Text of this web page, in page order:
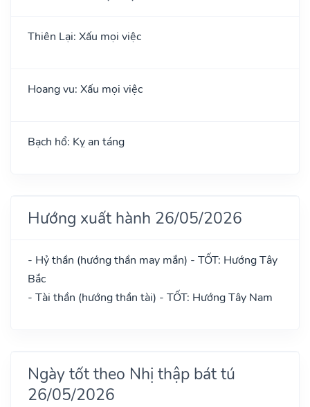
Thiên Lại: Xấu mọi việc
Hoang vu: Xấu mọi việc
Bạch hổ: Kỵ an táng
Hướng xuất hành 26/05/2026
- Hỷ thần (hướng thần may mắn) - TỐT: Hướng Tây
Bắc
- Tài thần (hướng thần tài) - TỐT: Hướng Tây Nam
Ngày tốt theo Nhị thập bát tú
26/05/2026